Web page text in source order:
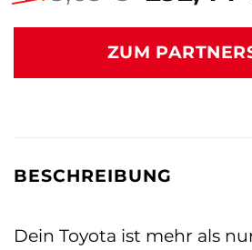
Preis
war:
448,63
ZUM
BESCHREIBUNG
Dein Toyota ist mehr als